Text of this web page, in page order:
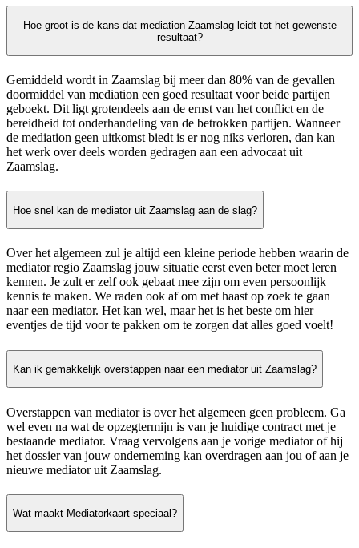
Hoe groot is de kans dat mediation Zaamslag leidt tot het gewenste
resultaat?
Gemiddeld wordt in Zaamslag bij meer dan 80% van de gevallen
doormiddel van mediation een goed resultaat voor beide partijen
geboekt. Dit ligt grotendeels aan de ernst van het conflict en de
bereidheid tot onderhandeling van de betrokken partijen. Wanneer
de mediation geen uitkomst biedt is er nog niks verloren, dan kan
het werk over deels worden gedragen aan een advocaat uit
Zaamslag.
Hoe snel kan de mediator uit Zaamslag aan de slag?
Over het algemeen zul je altijd een kleine periode hebben waarin de
mediator regio Zaamslag jouw situatie eerst even beter moet leren
kennen. Je zult er zelf ook gebaat mee zijn om even persoonlijk
kennis te maken. We raden ook af om met haast op zoek te gaan
naar een mediator. Het kan wel, maar het is het beste om hier
eventjes de tijd voor te pakken om te zorgen dat alles goed voelt!
Kan ik gemakkelijk overstappen naar een mediator uit Zaamslag?
Overstappen van mediator is over het algemeen geen probleem. Ga
wel even na wat de opzegtermijn is van je huidige contract met je
bestaande mediator. Vraag vervolgens aan je vorige mediator of hij
het dossier van jouw onderneming kan overdragen aan jou of aan je
nieuwe mediator uit Zaamslag.
Wat maakt Mediatorkaart speciaal?